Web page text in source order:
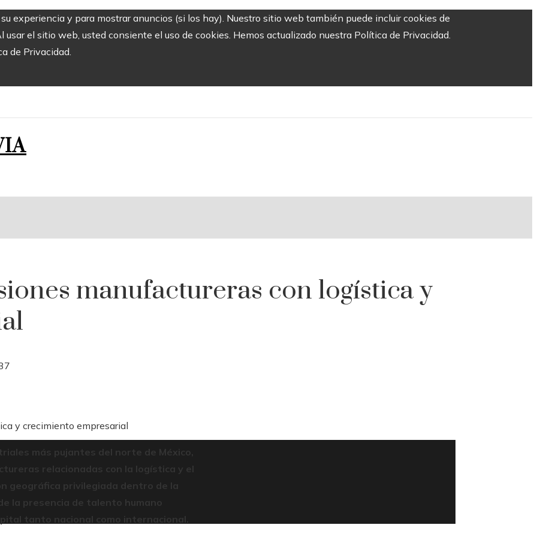
experiencia y para mostrar anuncios (si los hay). Nuestro sitio web también puede incluir cookies de
el sitio web, usted consiente el uso de cookies. Hemos actualizado nuestra Política de Privacidad.
de Privacidad.
manufactureras con logística y
y crecimiento empresarial
más pujantes del norte de México,
relacionadas con la logística y el
geográfica privilegiada dentro de la
la presencia de talento humano
tanto nacional como internacional.